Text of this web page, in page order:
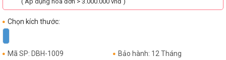
Chọn kích thước:
Mã SP: DBH-1009
Bảo hành: 12 Tháng